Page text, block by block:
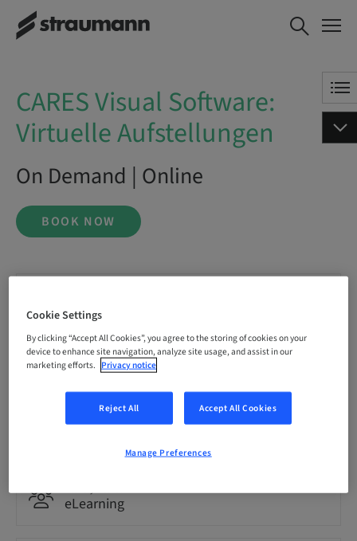
CARES Visual Software: Virtuelle
Aufstellungen
BOOK NOW
CARES Visual Software:
Virtuelle Aufstellungen
On Demand | Online
BOOK NOW
bookable
Language
German
Points
Delivery method
eLearning
Cookie Settings
By clicking “Accept All Cookies”, you agree to the storing of cookies on your
device to enhance site navigation, analyze site usage, and assist in our
marketing efforts. Privacy notice
Reject All Accept All Cookies
Manage Preferences